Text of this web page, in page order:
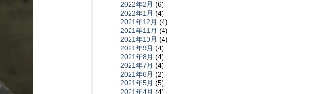
2022年2月 (6)
2022年1月 (4)
2021年12月 (4)
2021年11月 (4)
2021年10月 (4)
2021年9月 (4)
2021年8月 (4)
2021年7月 (4)
2021年6月 (2)
2021年5月 (5)
2021年4月 (4)